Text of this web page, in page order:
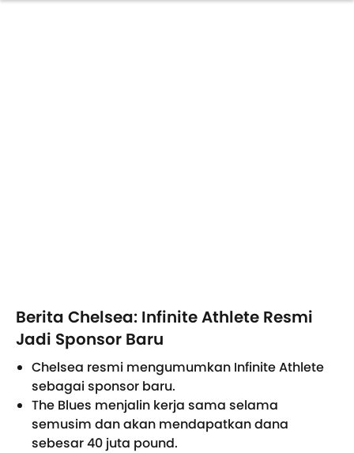
Berita Chelsea: Infinite Athlete Resmi
Jadi Sponsor Baru
Chelsea resmi mengumumkan Infinite Athlete
sebagai sponsor baru.
The Blues menjalin kerja sama selama
semusim dan akan mendapatkan dana
sebesar 40 juta pound.